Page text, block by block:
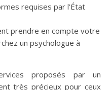
requises par l’État
prendre en compte votre
un psychologue à
proposés par un
très précieux pour ceux